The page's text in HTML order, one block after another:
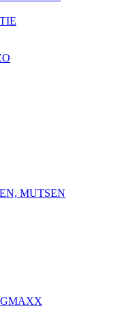
MUTSEN
GMAXX